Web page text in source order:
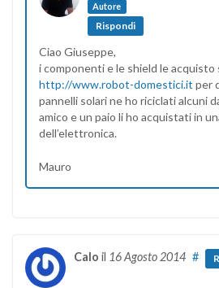
Autore
Rispondi
Ciao Giuseppe,
i componenti e le shield le acquisto
http://www.robot-domestici.it per
pannelli solari ne ho riciclati alcuni
amico e un paio li ho acquistati in
dell’elettronica.
Mauro
Calo il 16 Agosto 2014 #